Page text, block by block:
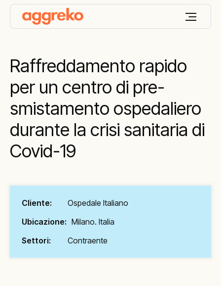
Raffreddamento rapido
per un centro di pre-
smistamento ospedaliero
durante la crisi sanitaria di
Covid-19
Cliente:
Ospedale Italiano
Ubicazione: Milano. Italia
Settori:
Contraente